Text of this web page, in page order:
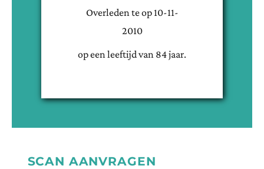
Overleden teop 10-11-
2010
op een leeftijd van 84jaar.
SCAN AANVRAGEN